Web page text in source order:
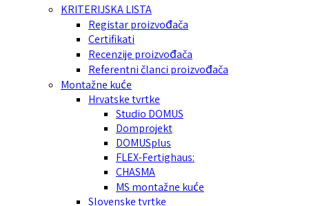
KRITERIJSKA LISTA
Registar proizvođača
Certifikati
Recenzije proizvođača
Referentni članci proizvođača
Montažne kuće
Hrvatske tvrtke
Studio DOMUS
Domprojekt
DOMUSplus
FLEX-Fertighaus:
CHASMA
MS montažne kuće
Slovenske tvrtke